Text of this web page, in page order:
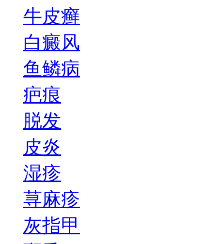
牛皮癣
白癜风
鱼鳞病
疤痕
脱发
皮炎
湿疹
荨麻疹
灰指甲